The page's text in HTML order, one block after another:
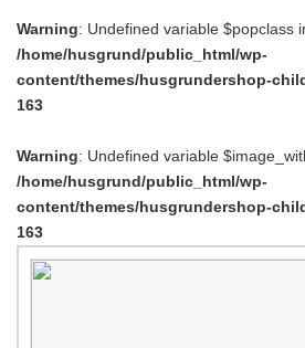
Warning: Undefined variable $popclass
/home/husgrund/public_html/wp-
content/themes/husgrundershop-
163
Warning: Undefined variable
/home/husgrund/public_html/wp-
content/themes/husgrundershop-
163